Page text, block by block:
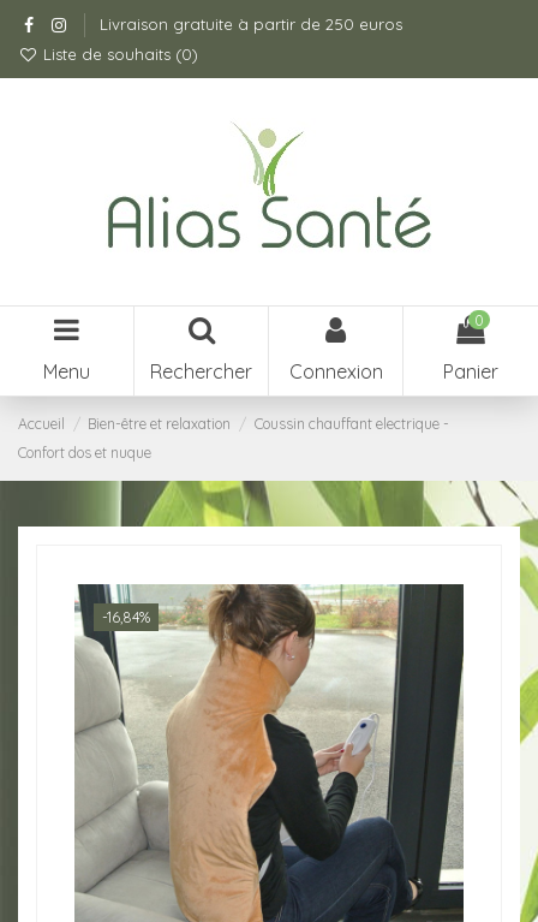
Livraison gratuite à partir de 250 euros
Liste de souhaits (0)
Menu Rechercher Connexion
0
Panier
Accueil Bien-être et relaxation
Coussin chauffant electrique -
Confort dos et nuque
-16,84%